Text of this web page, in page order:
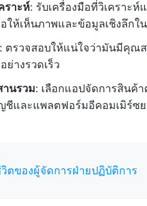
ราะห์: รับเครื่องมือที่วิเคราะ
ให้เห็นภาพและข้อมูลเชิงลึกใ
: ตรวจสอบให้แน่ใจว่ามันมีคุณ
างรวดเร็ว
านรวม: เลือกแอปจัดการสินค้
ชีและแพลตฟอร์มอีคอมเมิร์ซ
ตของผู้จัดการฝ่ายปฏิบัติการ